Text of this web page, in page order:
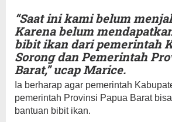
“Saat ini kami belum
Karena belum
bibit ikan dari pemerintah
Sorong dan Pemerintah
Barat,” ucap Marice.
Ia berharap agar pemerintah
pemerintah Provinsi Papua Barat
bantuan bibit ikan.